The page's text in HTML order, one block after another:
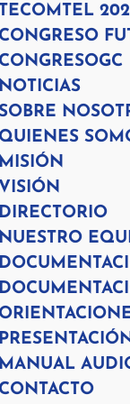
TECOMTEL
CONGRESO
CONGRESOGC
NOTICIAS
QUIENES
MISIÓN
VISIÓN
DIRECTORIO
NUESTRO
MANUAL
CONTACTO